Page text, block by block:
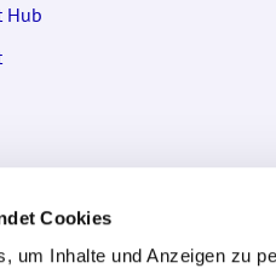
Cookies
um Inhalte und Anzeigen zu
Hub